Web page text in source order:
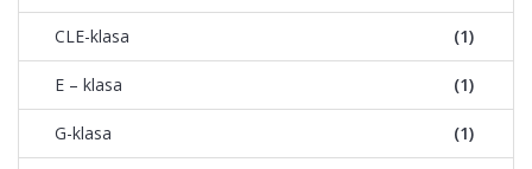
CLE-klasa (1)
E – klasa (1)
G-klasa (1)